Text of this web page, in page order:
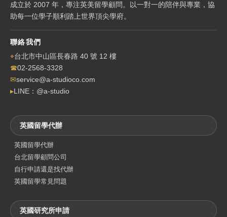
成立於 2007 年，專注英美留學顧問。以一對一的陪伴與專業，協
助每一位學子順利踏上世界頂尖學府。
聯絡我們
⌖台北市中山區長春路 40 號 12 樓
☎02-2568-3328
✉service@a-studioco.com
▸LINE：@a-studio
英國留學代辦
英國留學代辦
台北留學顧問公司
自行申請還是找代辦
英國留學常見問題
英國研究所申請